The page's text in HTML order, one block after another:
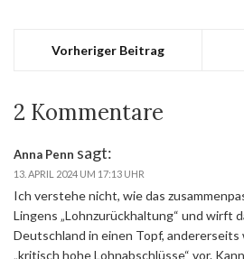
Vorheriger Beitrag
2 Kommentare
Anna Penn sagt:
13. APRIL 2024 UM 17:13 UHR
Ich verstehe nicht, wie das
Lingens „Lohnzurückhaltung“ und wirft
Deutschland in einen Topf,
„kritisch hohe Lohnabschlüsse“ vor.